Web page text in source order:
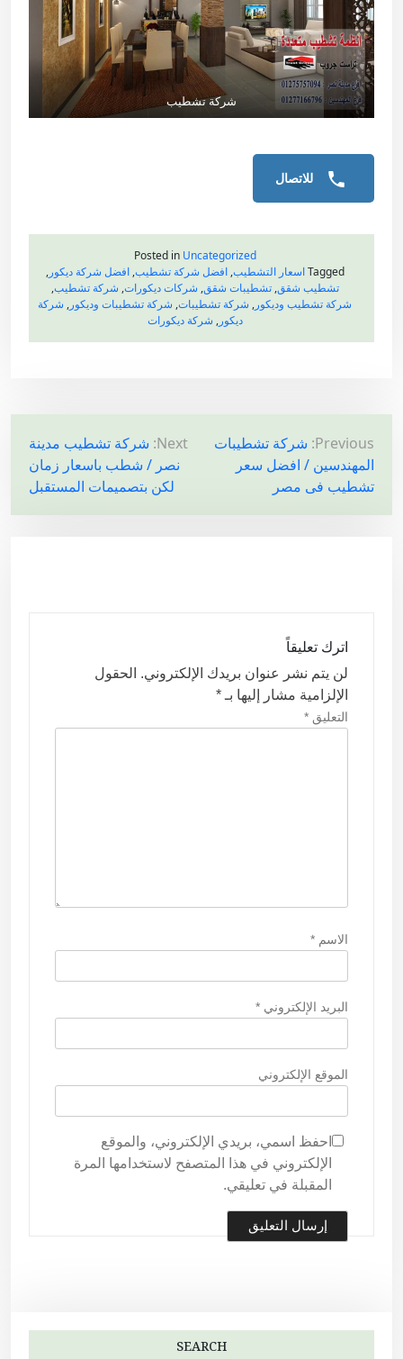
شركة تشطيب
للاتصال
Posted in Uncategorized
Tagged اسعار التشطيب,افضل شركة تشطيب,افضل شركة ديكور,
تشطيب شقق,تشطيبات شقق, شركات ديكورات, شركة تشطيب,
شركة تشطيب وديكور, شركة تشطيبات, شركة تشطيبات وديكور, شركة
ديكور, شركة ديكورات
ت
ص
فّ
ح
Previous: شركة تشطيبات
المهندسين / افضل سعر
تشطيب فى مصر
Next: شركة تشطيب مدينة
نصر / شطب باسعار زمان
لكن بتصميمات المستقبل
اترك تعليقاً
لن يتم نشر عنوان بريدك الإلكتروني. الحقول
الإلزامية مشار إليها بـ *
التعليق *
الاسم *
البريد الإلكتروني *
الموقع الإلكتروني
احفظ اسمي، بريدي الإلكتروني، والموقع
الإلكتروني في هذا المتصفح لاستخدامها المرة
المقبلة في تعليقي.
SEARCH